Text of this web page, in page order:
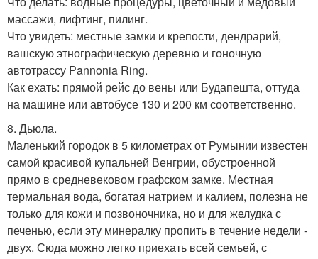
массажи, лифтинг, пилинг.
Что увидеть: местные замки и крепости, дендрарий,
вашскую этнографическую деревню и гоночную
автотрассу Pannonia Ring.
Как ехать: прямой рейс до вены или Будапешта, оттуда
на машине или автобусе 130 и 200 км соответственно.
8. Дьюла.
Маленький городок в 5 километрах от Румынии известен
самой красивой купальней Венгрии, обустроенной
прямо в средневековом графском замке. Местная
термальная вода, богатая натрием и калием, полезна не
только для кожи и позвоночника, но и для желудка с
печенью, если эту минералку пропить в течение недели -
двух. Сюда можно легко приехать всей семьей, с